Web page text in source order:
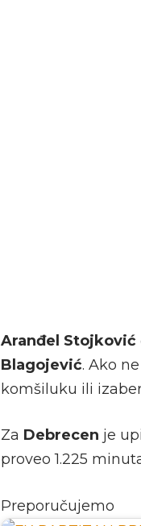
Aranđel Stojković
Blagojević. Ako
komšiluku ili
Za Debrecen je
proveo 1.225
Preporučujemo